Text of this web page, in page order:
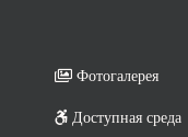
Фотогалерея
Доступная среда